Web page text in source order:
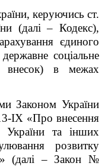
керуючись ст.
(далі – Кодекс),
єдиного
соціальне
внесок) в межах
Законом України
ІХ «Про внесення
України та інших
розвитку
(далі – Закон №